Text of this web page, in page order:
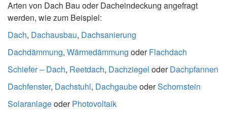
Arten von Dach Bau oder Dacheindeckung angefragt
werden, wie zum Beispiel:
Dach, Dachausbau, Dachsanierung
Dachdämmung, Wärmedämmung oderFlachdach
Schiefer – Dach, Reetdach, Dachziegel oderDachpfannen
Dachfenster, Dachstuhl, DachgaubeoderSchornstein
SolaranlageoderPhotovoltaik